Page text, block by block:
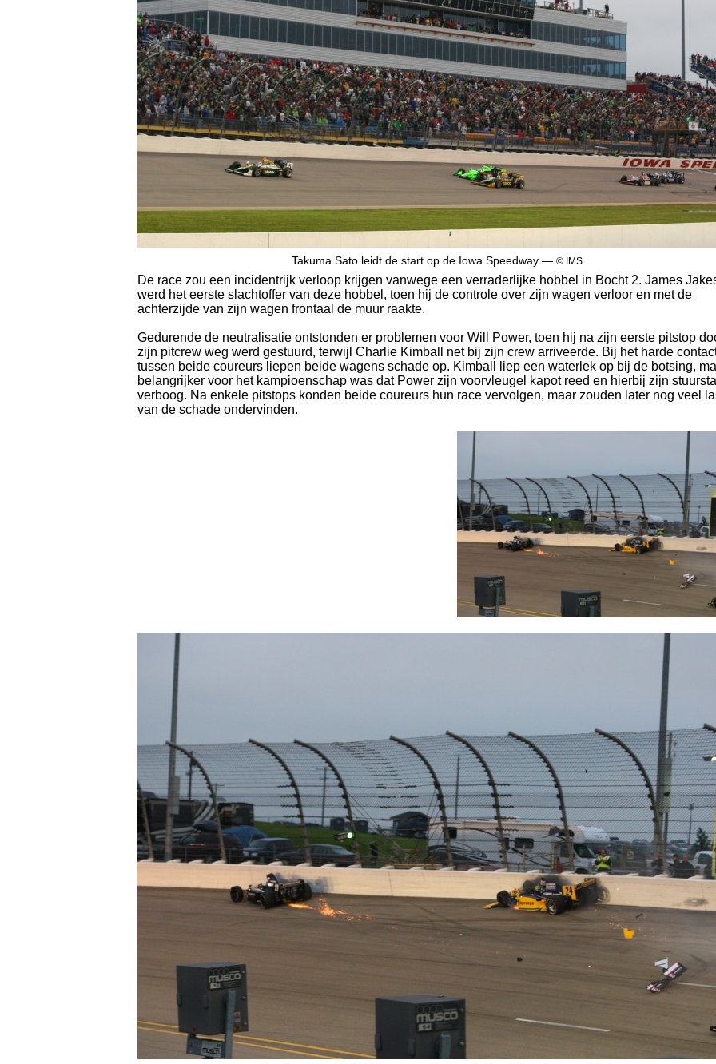
Takuma Sato leidt de start op de Iowa Speedway — © IMS
De race zou een incidentrijk verloop krijgen vanwege een verraderlijke hobbel in Bocht 2. James
werd het eerste slachtoffer van deze hobbel, toen hij de controle over zijn wagen verloor en met de
achterzijde van zijn wagen frontaal de muur raakte.
Gedurende de neutralisatie ontstonden er problemen voor Will Power, toen hij na zijn eerste pitstop
zijn pitcrew weg werd gestuurd, terwijl Charlie Kimball net bij zijn crew arriveerde. Bij het harde
tussen beide coureurs liepen beide wagens schade op. Kimball liep een waterlek op bij de botsing,
belangrijker voor het kampioenschap was dat Power zijn voorvleugel kapot reed en hierbij zijn
verboog. Na enkele pitstops konden beide coureurs hun race vervolgen, maar zouden later nog veel
van de schade ondervinden.